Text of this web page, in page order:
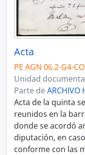
Acta
PE AGN 06.2-G4-
Unidad
Parte de ARCHIVO
Acta de la quinta
reunidos en la
donde se acordó
diputación, en
conforme con las